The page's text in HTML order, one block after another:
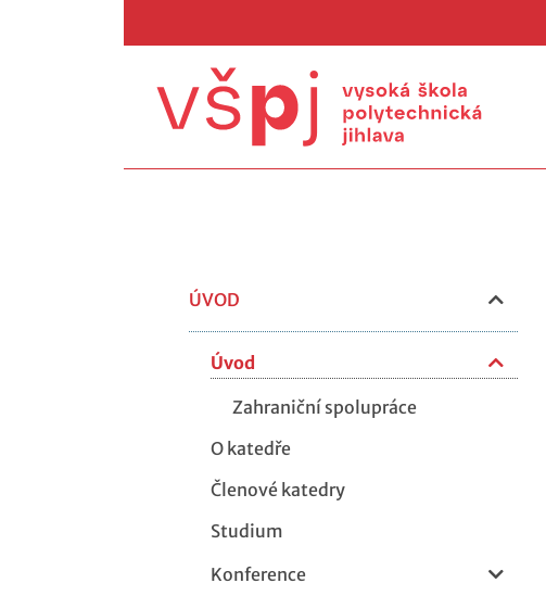
ÚVOD
Úvod
Zahraniční spolupráce
O katedře
Členové katedry
Studium
Konference